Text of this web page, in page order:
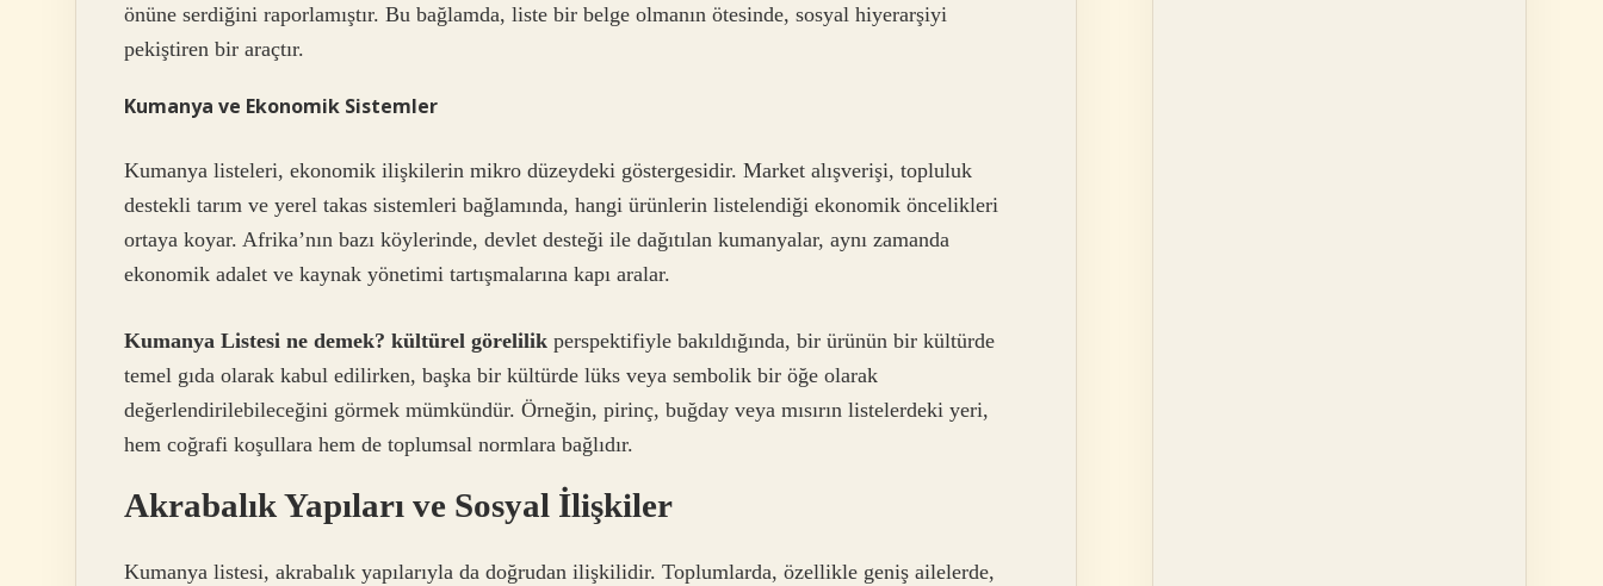
önüne serdiğini raporlamıştır. Bu bağlamda, liste bir belge olmanın ötesinde, sosyal hiyerarşiyi
pekiştiren bir araçtır.
Kumanya ve Ekonomik Sistemler
Kumanya listeleri, ekonomik ilişkilerin mikro düzeydeki göstergesidir. Market alışverişi, topluluk
destekli tarım ve yerel takas sistemleri bağlamında, hangi ürünlerin listelendiği ekonomik öncelikleri
ortaya koyar. Afrika’nın bazı köylerinde, devlet desteği ile dağıtılan kumanyalar, aynı zamanda
ekonomik adalet ve kaynak yönetimi tartışmalarına kapı aralar.
Kumanya Listesi ne demek? kültürel görelilik perspektifiyle bakıldığında, bir ürünün bir kültürde
temel gıda olarak kabul edilirken, başka bir kültürde lüks veya sembolik bir öğe olarak
değerlendirilebileceğini görmek mümkündür. Örneğin, pirinç, buğday veya mısırın listelerdeki yeri,
hem coğrafi koşullara hem de toplumsal normlara bağlıdır.
Akrabalık Yapıları ve Sosyal İlişkiler
Kumanya listesi, akrabalık yapılarıyla da doğrudan ilişkilidir. Toplumlarda, özellikle geniş ailelerde,